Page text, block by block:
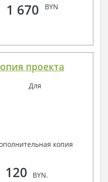
1 670 BYN
проекта
Для
копия
120 BYN.